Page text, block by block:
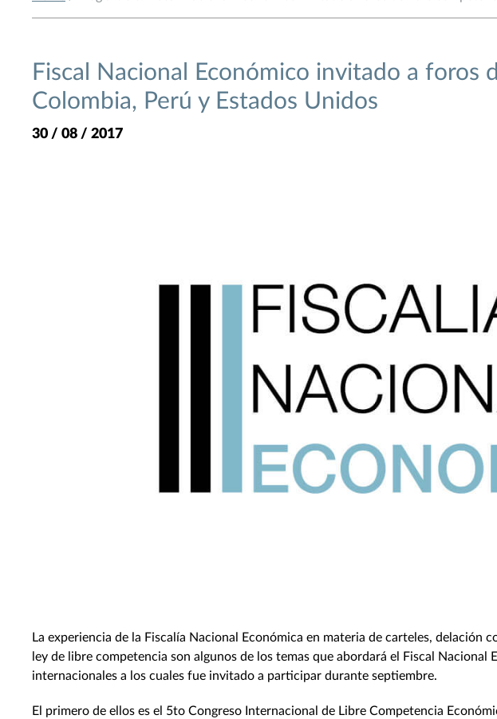
Fiscal Nacional Económico invitado a foros
Colombia, Perú y Estados Unidos
30 / 08 / 2017
La experiencia de la Fiscalía Nacional Económica en materia de carteles, delación
ley de libre competencia son algunos de los temas que abordará el Fiscal Nacional
internacionales a los cuales fue invitado a participar durante septiembre.
El primero de ellos es el 5to Congreso Internacional de Libre Competencia